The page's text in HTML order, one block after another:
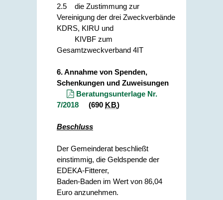
2.5 die Zustimmung zur
Vereinigung der drei Zweckverbände
KDRS, KIRU und
KIVBF zum
Gesamtzweckverband 4IT
6. Annahme von Spenden,
Schenkungen und Zuweisungen
Beratungsunterlage Nr.
7/2018
(690 KB)
Beschluss
Der Gemeinderat beschließt
einstimmig, die Geldspende der
EDEKA-Fitterer,
Baden-Baden im Wert von 86,04
Euro anzunehmen.